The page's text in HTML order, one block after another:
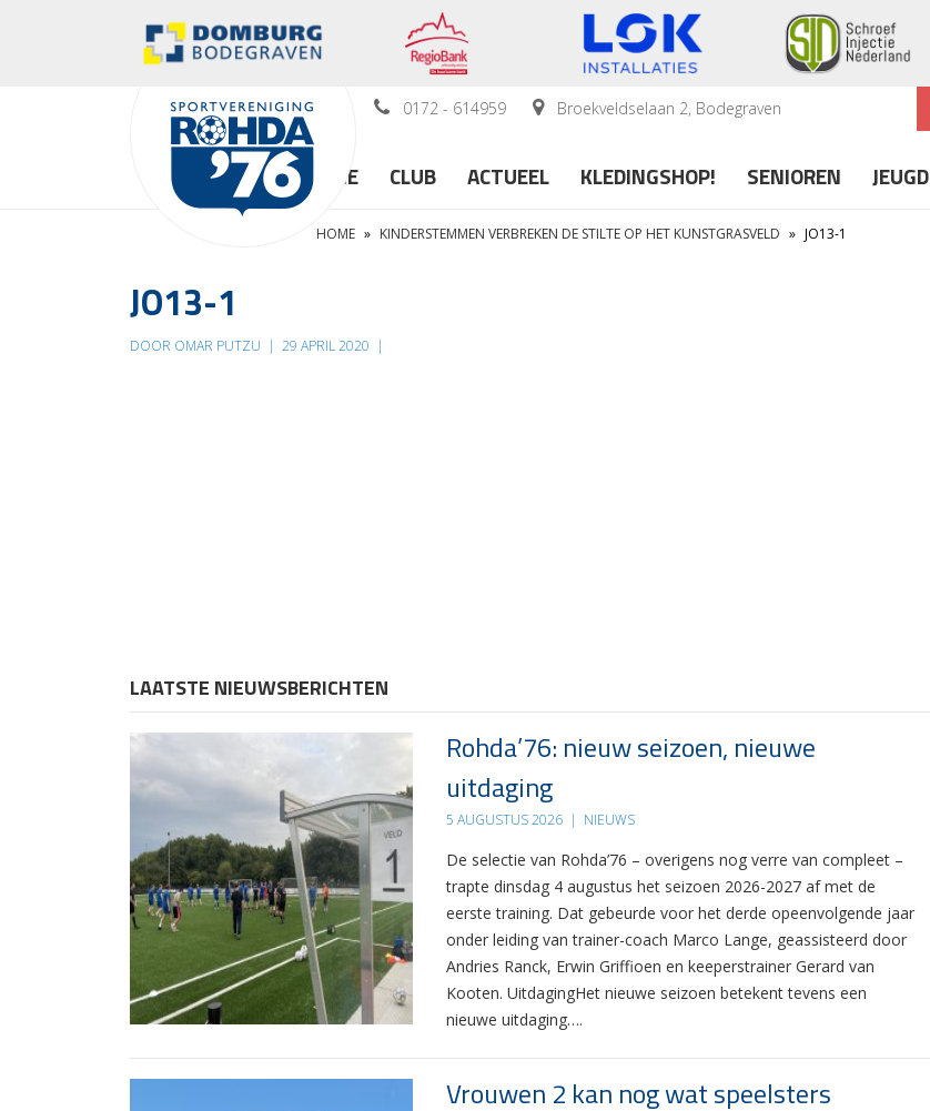
0172 - 614959 Broekveldselaan 2, Bodegraven
HOME CLUB ACTUEEL KLEDINGSHOP! SENIOREN JEUGD
HOME » KINDERSTEMMEN VERBREKEN DE STILTE OP HET KUNSTGRASVELD » JO13-1
JO13-1
DOOR OMAR PUTZU | 29 APRIL 2020 |
LAATSTE NIEUWSBERICHTEN
Rohda’76: nieuw seizoen, nieuwe
uitdaging
5 AUGUSTUS 2026 | NIEUWS
De selectie van Rohda’76 – overigens nog verre van compleet –
trapte dinsdag 4 augustus het seizoen 2026-2027 af met de
eerste training. Dat gebeurde voor het derde opeenvolgende jaar
onder leiding van trainer-coach Marco Lange, geassisteerd door
Andries Ranck, Erwin Griffioen en keeperstrainer Gerard van
Kooten. UitdagingHet nieuwe seizoen betekent tevens een
nieuwe uitdaging….
Vrouwen 2 kan nog wat speelsters